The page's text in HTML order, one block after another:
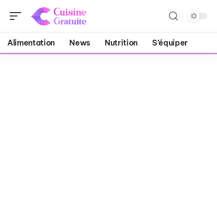
Alimentation News Nutrition S’équiper